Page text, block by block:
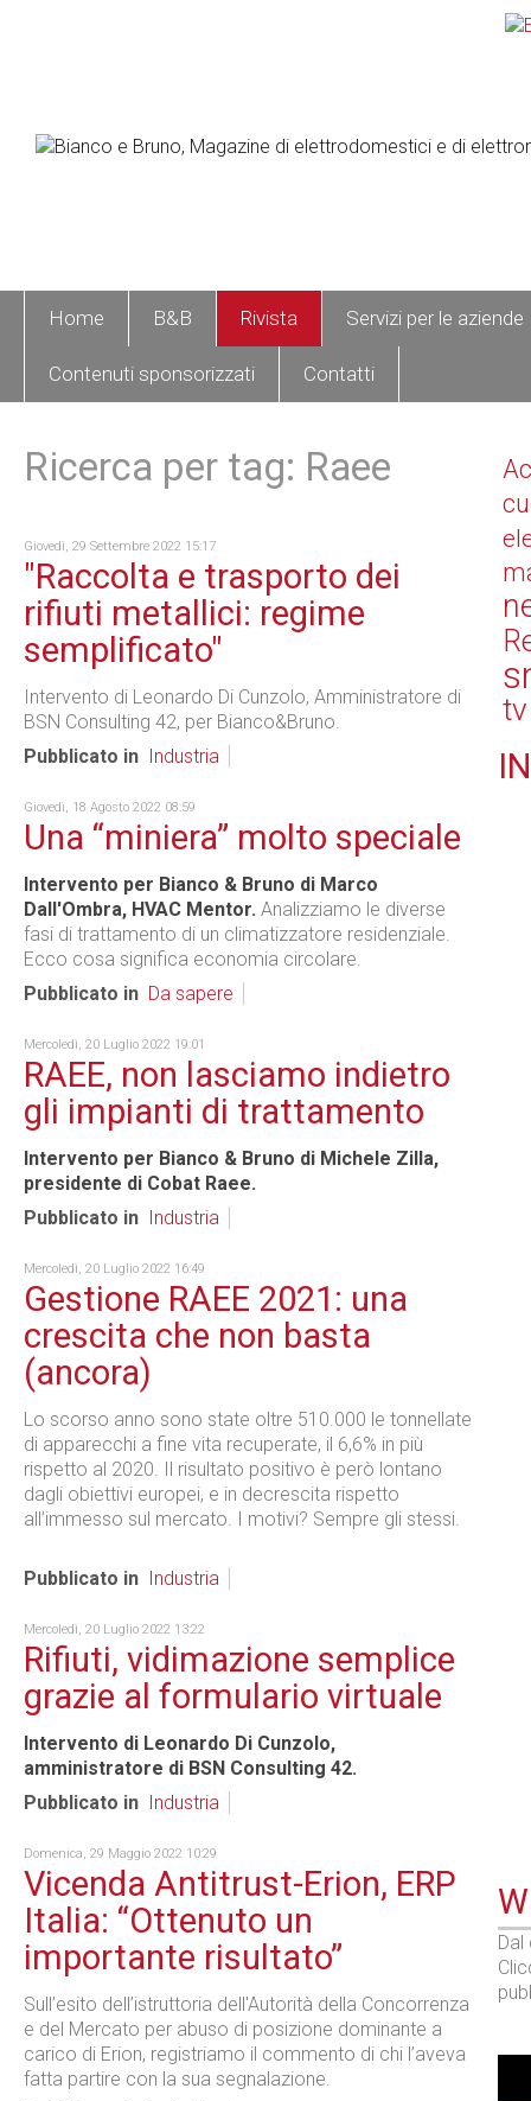
Home B&B Rivista Servizi per le aziende
Contenuti sponsorizzati Contatti
Ricerca per tag: Raee
Giovedì, 29 Settembre 2022 15:17
"Raccolta e trasporto dei
rifiuti metallici: regime
semplificato"
Intervento di Leonardo Di Cunzolo, Amministratore di
BSN Consulting 42, per Bianco&Bruno.
Pubblicato in
Industria
Giovedì, 18 Agosto 2022 08:59
Una “miniera” molto speciale
Intervento per Bianco & Bruno di Marco
Dall'Ombra, HVAC Mentor. Analizziamo le diverse
fasi di trattamento di un climatizzatore residenziale.
Ecco cosa significa economia circolare.
Pubblicato in Da sapere
Mercoledì, 20 Luglio 2022 19:01
RAEE, non lasciamo indietro
gli impianti di trattamento
Intervento per Bianco & Bruno di Michele Zilla,
presidente di Cobat Raee.
Pubblicato in
Industria
Mercoledì, 20 Luglio 2022 16:49
Gestione RAEE 2021: una
crescita che non basta
(ancora)
Lo scorso anno sono state oltre 510.000 le tonnellate
di apparecchi a fine vita recuperate, il 6,6% in più
rispetto al 2020. Il risultato positivo è però lontano
dagli obiettivi europei, e in decrescita rispetto
all’immesso sul mercato. I motivi? Sempre gli stessi.
Pubblicato in Industria
Mercoledì, 20 Luglio 2022 13:22
Rifiuti, vidimazione semplice
grazie al formulario virtuale
Intervento di Leonardo Di Cunzolo,
amministratore di BSN Consulting 42.
Pubblicato in
Industria
Domenica, 29 Maggio 2022 10:29
Vicenda Antitrust-Erion, ERP
Italia: “Ottenuto un
importante risultato”
Sull’esito dell’istruttoria dell'Autorità della Concorrenza
e del Mercato per abuso di posizione dominante a
carico di Erion, registriamo il commento di chi l’aveva
fatta partire con la sua segnalazione.
tv
IN